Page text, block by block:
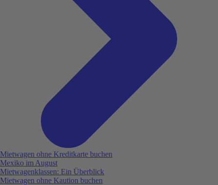
Mietwagen ohne Kreditkarte buchen
Mexiko im August
Mietwagenklassen: Ein Überblick
Mietwagen ohne Kaution buchen